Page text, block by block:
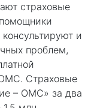
страховые
и
проблем,
Страховые
– ОМС» за два